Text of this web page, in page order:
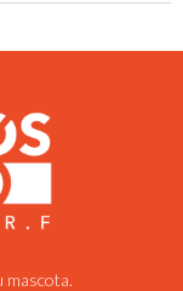
mascota.